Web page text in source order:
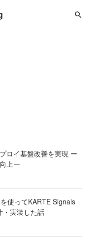
ロイ基盤改善を実現 ー
上ー
使ってKARTE Signals
・実装した話